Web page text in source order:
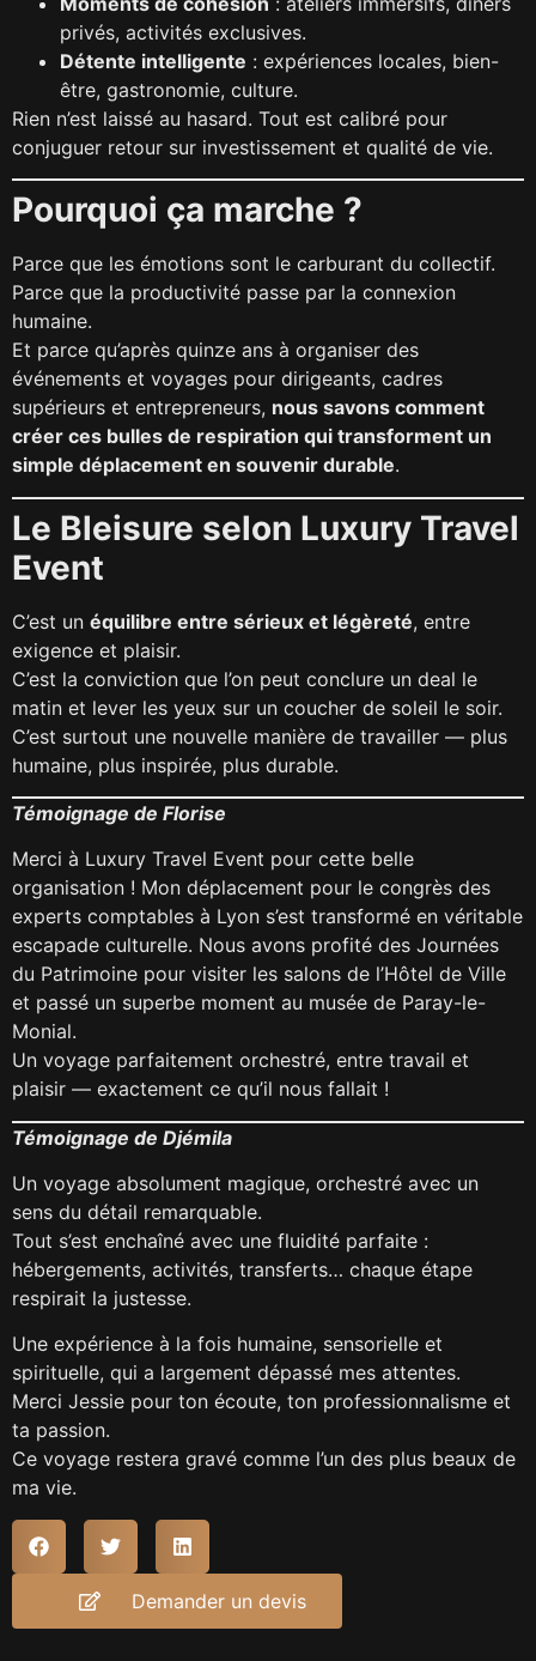
privés, activités exclusives.
Détente intelligente : expériences locales, bien-
être, gastronomie, culture.
Rien n’est laissé au hasard. Tout est calibré pour
conjuguer retour sur investissement et qualité de vie.
Pourquoi ça marche ?
Parce que les émotions sont le carburant du collectif.
Parce que la productivité passe par la connexion
humaine.
Et parce qu’après quinze ans à organiser des
événements et voyages pour dirigeants, cadres
supérieurs et entrepreneurs, nous savons comment
créer ces bulles de respiration qui transforment un
simple déplacement en souvenir durable.
Le Bleisure selon Luxury Travel
Event
C’est un équilibre entre sérieux et légèreté, entre
exigence et plaisir.
C’est la conviction que l’on peut conclure un deal le
matin et lever les yeux sur un coucher de soleil le soir.
C’est surtout une nouvelle manière de travailler — plus
humaine, plus inspirée, plus durable.
Témoignage de Florise
Merci à Luxury Travel Event pour cette belle
organisation ! Mon déplacement pour le congrès des
experts comptables à Lyon s’est transformé en véritable
escapade culturelle. Nous avons profité des Journées
du Patrimoine pour visiter les salons de l’Hôtel de Ville
et passé un superbe moment au musée de Paray-le-
Monial.
Un voyage parfaitement orchestré, entre travail et
plaisir — exactement ce qu’il nous fallait !
Témoignage de Djémila
Un voyage absolument magique, orchestré avec un
sens du détail remarquable.
Tout s’est enchaîné avec une fluidité parfaite :
hébergements, activités, transferts… chaque étape
respirait la justesse.
Une expérience à la fois humaine, sensorielle et
spirituelle, qui a largement dépassé mes attentes.
Merci Jessie pour ton écoute, ton professionnalisme et
ta passion.
Ce voyage restera gravé comme l’un des plus beaux de
ma vie.
Demander un devis